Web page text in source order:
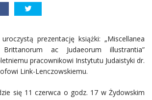
prezentację książki: „Miscellanea
ac Judaeorum illustrantia”
pracownikowi Instytutu Judaistyki dr.
Link-Lenczowskiemu.
się 11 czerwca o godz. 17 w Żydowskim